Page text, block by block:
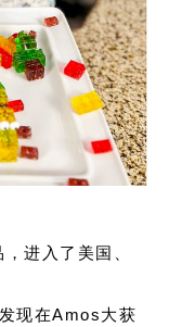
进入了美国、
发现在Amos大获